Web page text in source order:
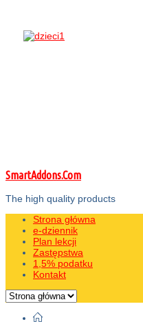
SmartAddons.Com
The high quality products
Strona główna
e-dziennik
Plan lekcji
Zastępstwa
1,5% podatku
Kontakt